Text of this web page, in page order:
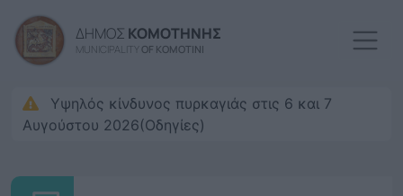
ΔΗΜΟΣ ΚΟΜΟΤΗΝΗΣ
MUNICIPALITY OF KOMOTINI
Υψηλός κίνδυνος πυρκαγιάς στις 6 και 7
Αυγούστου 2026(Οδηγίες)